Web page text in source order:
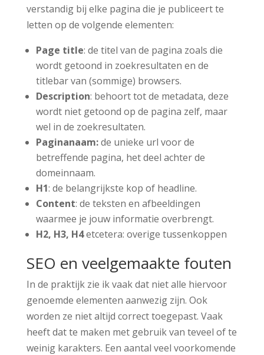
verstandig bij elke pagina die je publiceert te
letten op de volgende elementen:
Page title: de titel van de pagina zoals die
wordt getoond in zoekresultaten en de
titlebar van (sommige) browsers.
Description: behoort tot de metadata, deze
wordt niet getoond op de pagina zelf, maar
wel in de zoekresultaten.
Paginanaam:de unieke url voor de
betreffende pagina, het deel achter de
domeinnaam.
H1: de belangrijkste kop of headline.
Content: de teksten en afbeeldingen
waarmee je jouw informatie overbrengt.
H2, H3, H4etcetera: overige tussenkoppen
SEO en veelgemaakte fouten
In de praktijk zie ik vaak dat niet alle hiervoor
genoemde elementen aanwezig zijn. Ook
worden ze niet altijd correct toegepast. Vaak
heeft dat te maken met gebruik van teveel of te
weinig karakters. Een aantal veel voorkomende